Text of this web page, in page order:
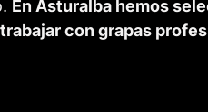
En Asturalba hemos
con grapas